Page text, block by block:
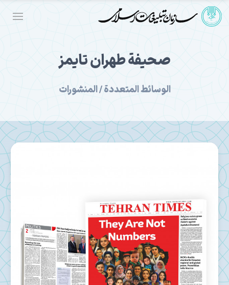
صحيفة طهران تايمز
الوسائط المتعددة / المنشورات